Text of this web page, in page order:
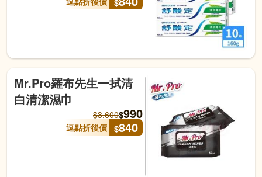
Mr.Pro羅布先生一拭清
白清潔濕巾
$3,600$990
逗點折後價 $840